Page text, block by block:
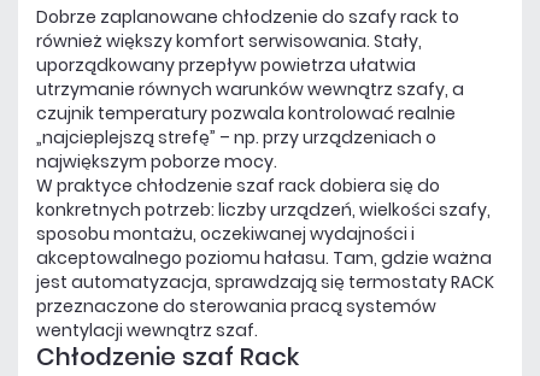
Dobrze zaplanowane chłodzenie do szafy rack to
również większy komfort serwisowania. Stały,
uporządkowany przepływ powietrza ułatwia
utrzymanie równych warunków wewnątrz szafy, a
czujnik temperatury pozwala kontrolować realnie
„najcieplejszą strefę” – np. przy urządzeniach o
największym poborze mocy.
W praktyce chłodzenie szaf rack dobiera się do
konkretnych potrzeb: liczby urządzeń, wielkości szafy,
sposobu montażu, oczekiwanej wydajności i
akceptowalnego poziomu hałasu. Tam, gdzie ważna
jest automatyzacja, sprawdzają się termostaty RACK
przeznaczone do sterowania pracą systemów
wentylacji wewnątrz szaf.
Chłodzenie szaf Rack